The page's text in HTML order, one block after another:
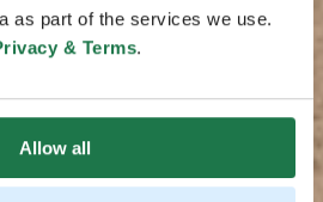
as part of the services we use.
& Terms.
Allow all